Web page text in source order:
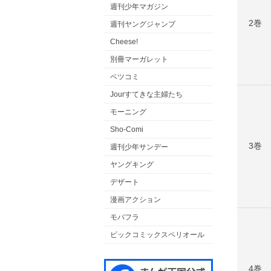
週刊少年マガジン
週刊ヤングジャンプ
Cheese!
別冊マーガレット
ベツコミ
Jourすてきな主婦たち
モーニング
Sho-Comi
週刊少年サンデー
ヤングキング
デザート
漫画アクション
モバフラ
ビックコミックスペリオール
2巻
3巻
4巻